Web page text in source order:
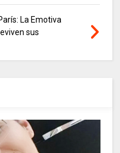
La Emotiva
sus